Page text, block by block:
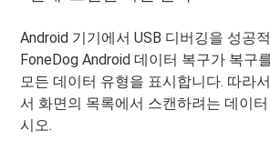
Android 기기에서 USB 디버깅을 성공
FoneDog Android 데이터 복구가 복구
모든 데이터 유형을 표시합니다. 따라
서 화면의 목록에서 스캔하려는 데이
시오.